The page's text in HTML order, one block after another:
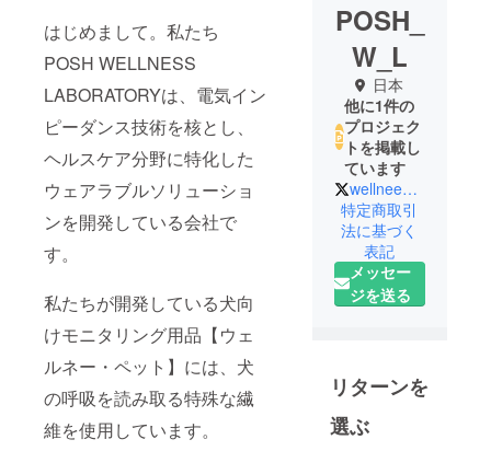
はじめまして。私たち
POSH WELLNESS
LABORATORYは、電気イン
ピーダンス技術を核とし、
ヘルスケア分野に特化した
ウェアラブルソリューショ
ンを開発している会社で
す。
私たちが開発している犬向
けモニタリング用品【ウェ
ルネー・ペット】には、犬
の呼吸を読み取る特殊な繊
維を使用しています。
POSH_
W_L
日本
他に1件の
プロジェク
トを掲載し
ています
wellnee_pet
特定商取引
法に基づく
表記
メッセー
ジを送る
リターンを
選ぶ